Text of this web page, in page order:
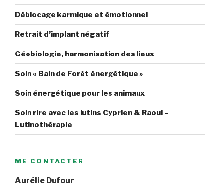
Déblocage karmique et émotionnel
Retrait d’implant négatif
Géobiologie, harmonisation des lieux
Soin « Bain de Forêt énergétique »
Soin énergétique pour les animaux
Soin rire avec les lutins Cyprien & Raoul –
Lutinothérapie
ME CONTACTER
Aurélie Dufour